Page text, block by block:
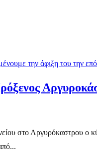
την άφιξη του την
στο